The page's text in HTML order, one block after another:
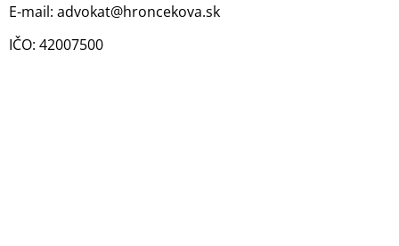
E-mail: advokat@hroncekova.sk
IČO: 42007500